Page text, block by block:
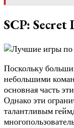
SCP:
Поскольку
небольшими
основная часть
Однако эти
талантливым